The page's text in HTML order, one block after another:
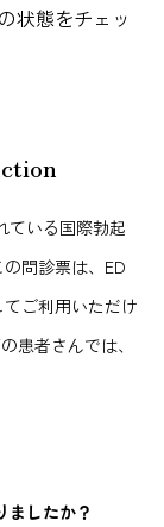
状態をチェッ
ている国際勃起
問診票は、ED
ご利用いただけ
患者さんでは、
したか？